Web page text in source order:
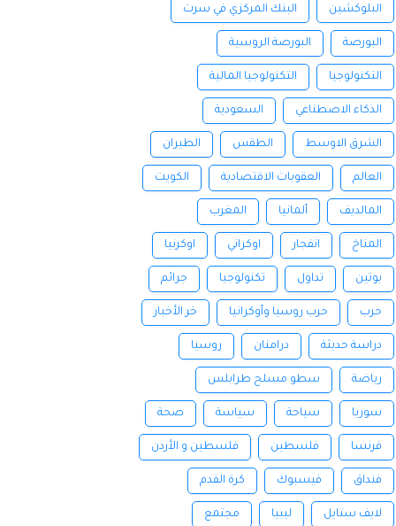
البلوكشين البنك المركزي في سرت
البورصة البورصة الروسية
التكنولوجيا التكنولوجيا المالية
الذكاء الاصطناعي السعودية
الشرق الاوسط الطقس الطيران
العالم العقوبات الاقتصادية الكويت
المالديف ألمانيا المغرب
المناخ انفجار اوكراني اوكرنيا
بوتين تداول تكنولوجيا جرائم
حرب حرب روسيا وأوكرانيا خر الأخبار
دراسة حديثة درامنان روسيا
رياضة سطو مسلح طرابلس
سوريا سياحة سياسة صحة
فرنسا فلسطين فلسطين و الأردن
فنداق فيسبوك كرة القدم
لايف ستايل ليبيا مجتمع